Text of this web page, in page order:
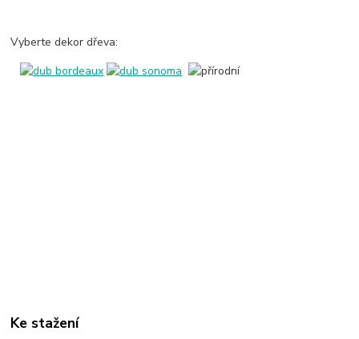
Vyberte dekor dřeva:
Ke stažení